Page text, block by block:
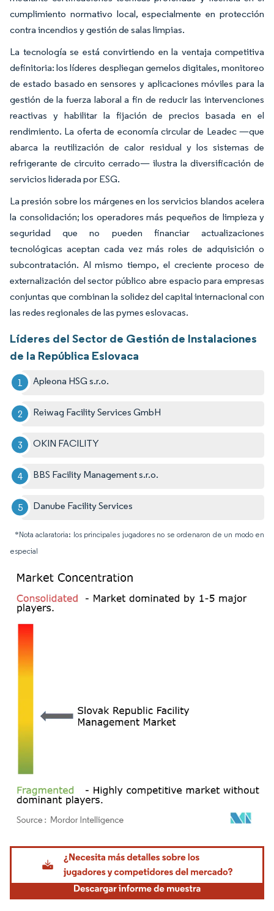
cumplimiento normativo local, especialmente en protección
contra incendios y gestión de salas limpias.
La tecnología se está convirtiendo en la ventaja competitiva
definitoria: los líderes despliegan gemelos digitales, monitoreo
de estado basado en sensores y aplicaciones móviles para la
gestión de la fuerza laboral a fin de reducir las intervenciones
reactivas y habilitar la fijación de precios basada en el
rendimiento. La oferta de economía circular de Leadec —que
abarca la reutilización de calor residual y los sistemas de
refrigerante de circuito cerrado— ilustra la diversificación de
servicios liderada por ESG.
La presión sobre los márgenes en los servicios blandos acelera
la consolidación; los operadores más pequeños de limpieza y
seguridad que no pueden financiar actualizaciones
tecnológicas aceptan cada vez más roles de adquisición o
subcontratación. Al mismo tiempo, el creciente proceso de
externalización del sector público abre espacio para empresas
conjuntas que combinan la solidez del capital internacional con
las redes regionales de las pymes eslovacas.
Líderes del Sector de Gestión de Instalaciones
de la República Eslovaca
Apleona HSG s.r.o.
Reiwag Facility Services GmbH
OKIN FACILITY
BBS Facility Management s.r.o.
Danube Facility Services
*Nota aclaratoria: los principales jugadores no se ordenaron de un modo en
especial
Imagen © Mordor Intelligence. El uso requiere atribución según CC BY 4.0.